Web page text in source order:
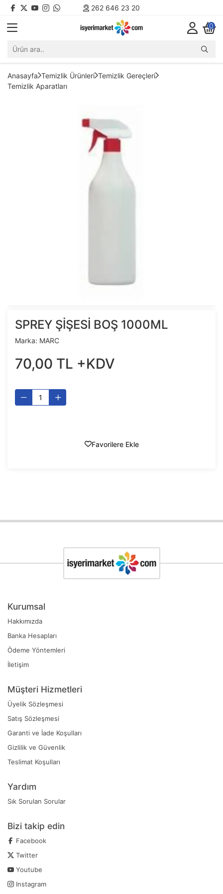
262 646 23 20
0
Anasayfa Temizlik Ürünleri Temizlik Gereçleri
Temizlik Aparatları
SPREY ŞİŞESİ BOŞ 1000ML
Marka: MARC
70,00 TL +KDV
Favorilere Ekle
Kurumsal
Hakkımızda
Banka Hesapları
Ödeme Yöntemleri
İletişim
Müşteri Hizmetleri
Üyelik Sözleşmesi
Satış Sözleşmesi
Garanti ve İade Koşulları
Gizlilik ve Güvenlik
Teslimat Koşulları
Yardım
Sık Sorulan Sorular
Bizi takip edin
Facebook
Twitter
Youtube
Instagram